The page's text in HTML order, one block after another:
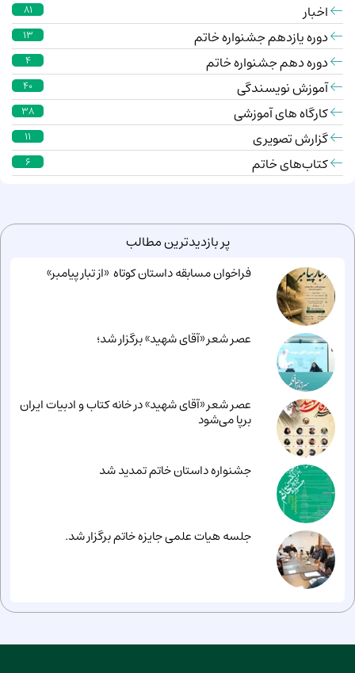
اخبار 81
دوره یازدهم جشنواره خاتم 13
دوره دهم جشنواره خاتم 4
آموزش نویسندگی 40
کارگاه های آموزشی 38
گزارش تصویری 11
کتاب‌های خاتم 6
پر بازدیدترین مطالب
فراخوان مسابقه داستان کوتاه «از تبار پیامبر»
عصر شعر «آقای شهید» برگزار شد؛
عصر شعر «آقای شهید» در خانه کتاب و ادبیات ایران
برپا می‌شود
جشنواره داستان خاتم تمدید شد
جلسه هیات علمی جایزه خاتم برگزار شد.